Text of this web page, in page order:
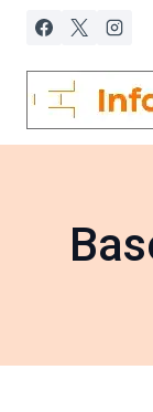
Saltar
contenido